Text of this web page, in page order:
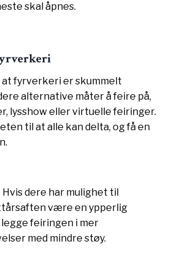
skal åpnes.
at fyrverkeri er skummelt
alternative måter å feire på,
lysshow eller virtuelle feiringer.
til at alle kan delta, og få en
Hvis dere har mulighet til
være en ypperlig
feiringen i mer
med mindre støy.